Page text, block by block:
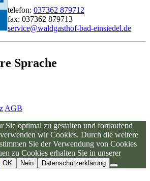
telefon: 037362 879712
fax: 037362 879713
service@waldgasthof-bad-einsiedel.de
Sprache
AGB
Sie optimal zu gestalten und fortlaufend
wir Cookies. Durch die weitere
Sie der Verwendung von Cookies
zu Cookies erhalten Sie in unserer
OK Nein Datenschutzerklärung